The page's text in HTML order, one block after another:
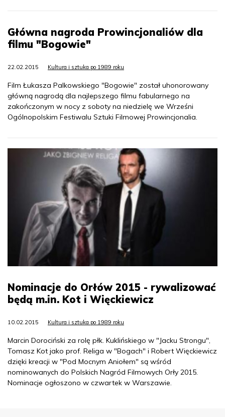
Główna nagroda Prowincjonaliów dla
filmu "Bogowie"
22.02.2015 Kultura i sztuka po 1989 roku
Film Łukasza Palkowskiego "Bogowie" został uhonorowany
główną nagrodą dla najlepszego filmu fabularnego na
zakończonym w nocy z soboty na niedzielę we Wrześni
Ogólnopolskim Festiwalu Sztuki Filmowej Prowincjonalia.
Nominacje do Orłów 2015 - rywalizować
będą m.in. Kot i Więckiewicz
10.02.2015 Kultura i sztuka po 1989 roku
Marcin Dorociński za rolę płk. Kuklińskiego w "Jacku Strongu",
Tomasz Kot jako prof. Religa w "Bogach" i Robert Więckiewicz
dzięki kreacji w "Pod Mocnym Aniołem" są wśród
nominowanych do Polskich Nagród Filmowych Orły 2015.
Nominacje ogłoszono w czwartek w Warszawie.